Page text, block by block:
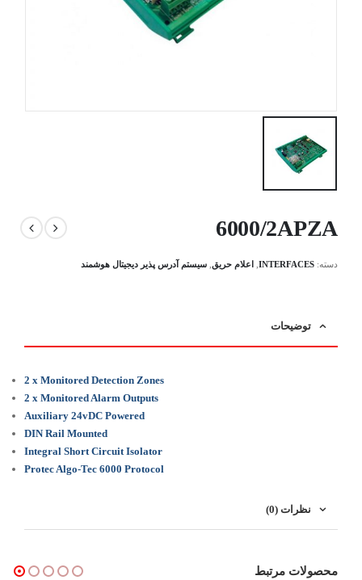
6000/2APZA
دسته: INTERFACES اعلام حریق سیستم آدرس پذیر دیجیتال هوشمند
توضیحات
2 x Monitored Detection Zones
2 x Monitored Alarm Outputs
Auxiliary 24vDC Powered
DIN Rail Mounted
Integral Short Circuit Isolator
Protec Algo-Tec 6000 Protocol
نظرات (0)
محصولات مرتبط